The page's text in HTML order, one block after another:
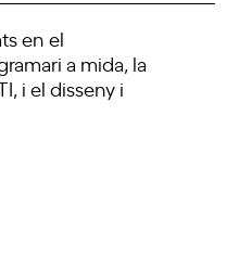
en el
a mida, la
i el disseny i